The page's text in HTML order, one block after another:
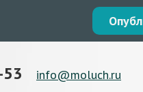
info@moluch.ru